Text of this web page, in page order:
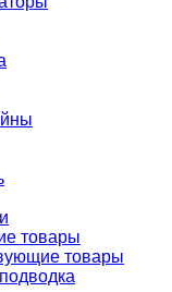
товары
товары